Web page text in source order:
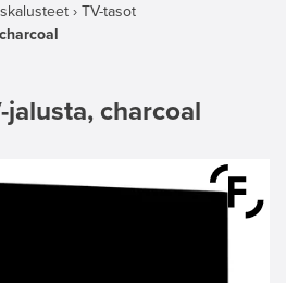
TV-tasot
charcoal